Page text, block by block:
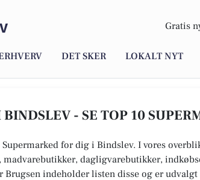
Gratis
DET SKER LOKALT NYT
- SE TOP 10
for dig i Bindslev. I vores
dagligvarebutikker,
Brugsen indeholder listen disse og er udvalgt